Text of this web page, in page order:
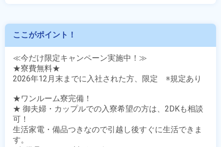
ここがポイント！
≪今だけ限定キャンペーン実施中！≫
★寮費無料★
2026年12月末までに入社された方、限定　※規定あり
★ワンルーム寮完備！
★ 御夫婦・カップルでの入寮希望の方は、2DKも相談
可！
生活家電・備品つきなので引越し後すぐに生活できま
す。